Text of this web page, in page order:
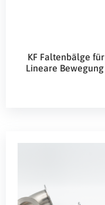
KF Faltenbälge für
Lineare Bewegung